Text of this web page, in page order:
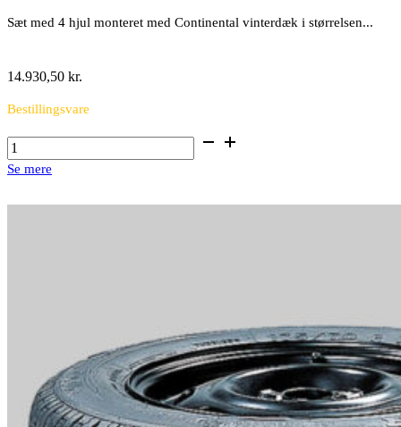
Sæt med 4 hjul monteret med Continental vinterdæk i størrelsen...
14.930,50 kr.
Bestillingsvare
16"
alufælge
med
Se mere